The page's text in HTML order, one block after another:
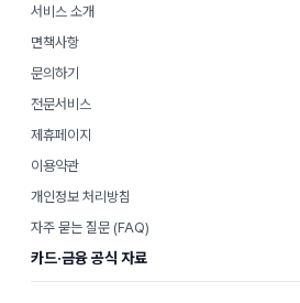
서비스 소개
면책사항
문의하기
전문서비스
제휴페이지
이용약관
개인정보 처리방침
자주 묻는 질문 (FAQ)
카드·금융 공식 자료